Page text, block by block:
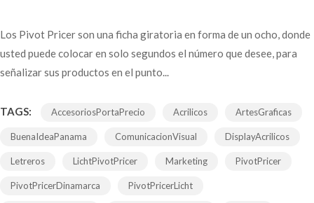
Los Pivot Pricer son una ficha giratoria en forma de un ocho, donde
usted puede colocar en solo segundos el número que desee, para
señalizar sus productos en el punto...
TAGS: AccesoriosPortaPrecio Acrilicos ArtesGraficas
BuenaIdeaPanama ComunicacionVisual DisplayAcrilicos
Letreros LichtPivotPricer Marketing PivotPricer
PivotPricerDinamarca PivotPricerLicht